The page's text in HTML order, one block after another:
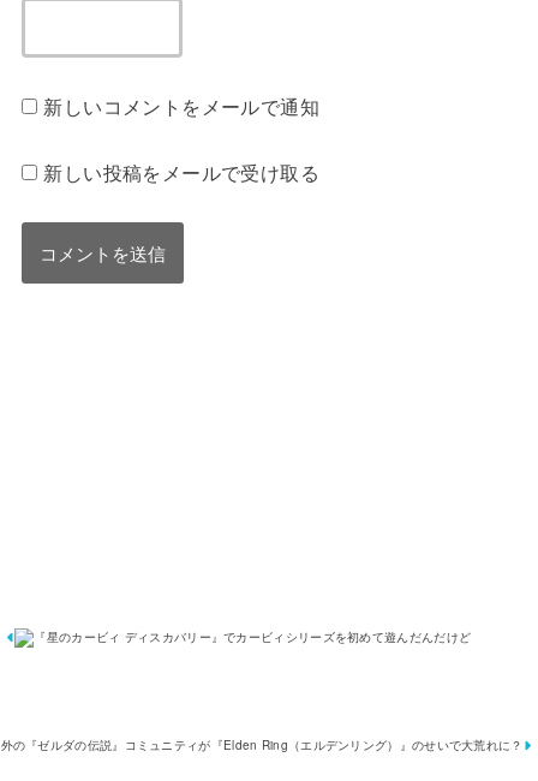
新しいコメントをメールで通知
新しい投稿をメールで受け取る
ズ